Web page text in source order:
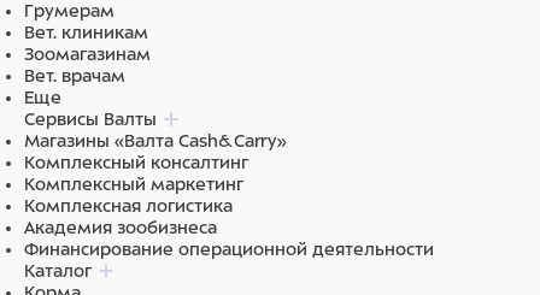
Грумерам
Вет. клиникам
Зоомагазинам
Вет. врачам
Еще
Сервисы Валты
Магазины «Валта Cash&Carry»
Комплексный консалтинг
Комплексный маркетинг
Комплексная логистика
Академия зообизнеса
Финансирование операционной деятельности
Каталог